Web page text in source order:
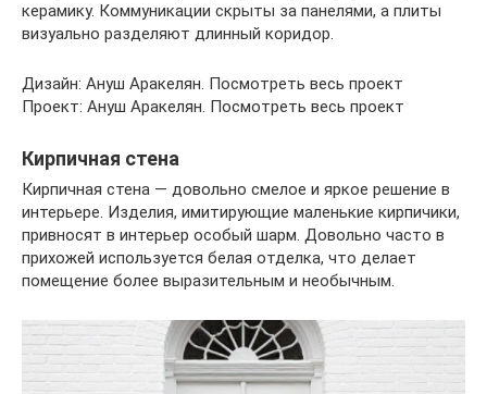
керамику. Коммуникации скрыты за панелями, а плиты
визуально разделяют длинный коридор.
Дизайн: Ануш Аракелян. Посмотреть весь проект
Проект: Ануш Аракелян. Посмотреть весь проект
Кирпичная стена
Кирпичная стена — довольно смелое и яркое решение в
интерьере. Изделия, имитирующие маленькие кирпичики,
привносят в интерьер особый шарм. Довольно часто в
прихожей используется белая отделка, что делает
помещение более выразительным и необычным.